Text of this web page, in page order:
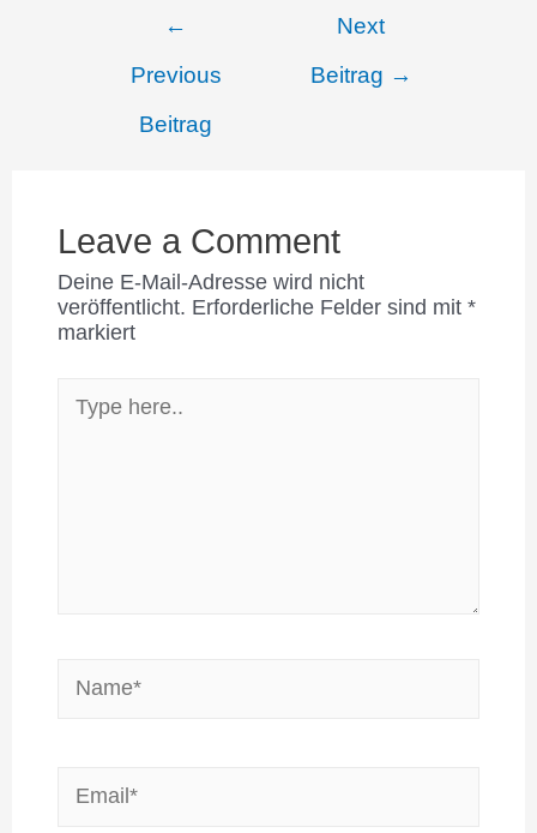
←
Previous
Beitrag
Next
Beitrag →
Leave a Comment
Deine E-Mail-Adresse wird nicht
veröffentlicht. Erforderliche Felder sind mit*
markiert
here..